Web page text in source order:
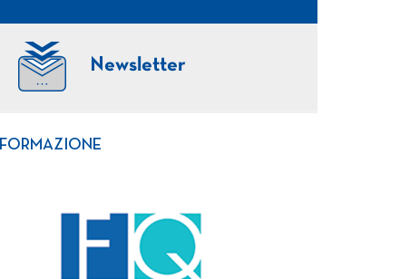
Newsletter
FORMAZIONE